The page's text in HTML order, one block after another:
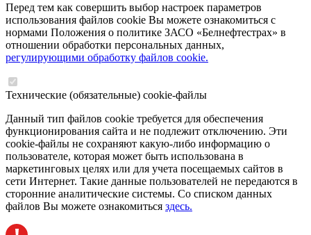
Перед тем как совершить выбор настроек параметров
использования файлов cookie Вы можете ознакомиться с
нормами Положения о политике ЗАСО «Белнефтестрах» в
отношении обработки персональных данных,
регулирующими обработку файлов cookie.
Технические (обязательные) cookie-файлы
Данный тип файлов cookie требуется для обеспечения
функционирования сайта и не подлежит отключению. Эти
сookie-файлы не сохраняют какую-либо информацию о
пользователе, которая может быть использована в
маркетинговых целях или для учета посещаемых сайтов в
сети Интернет. Такие данные пользователей не передаются в
сторонние аналитические системы. Со списком данных
файлов Вы можете ознакомиться здесь.